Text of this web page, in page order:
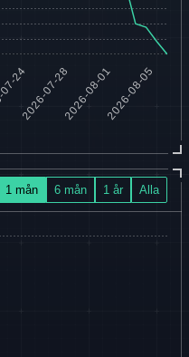
1 mån 6 mån 1 år Alla